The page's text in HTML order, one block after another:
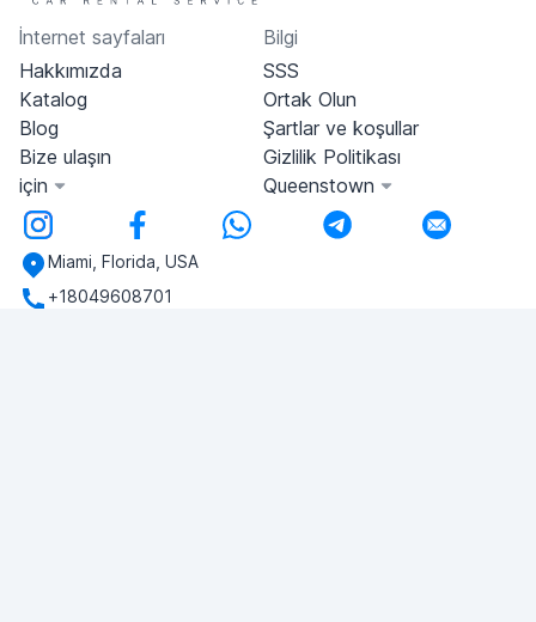
İnternet sayfaları
Hakkımızda
Katalog
Blog
Bize ulaşın
için
Bilgi
SSS
Ortak Olun
Şartlar ve koşullar
Gizlilik Politikası
Queenstown
Miami, Florida, USA
+18049608701